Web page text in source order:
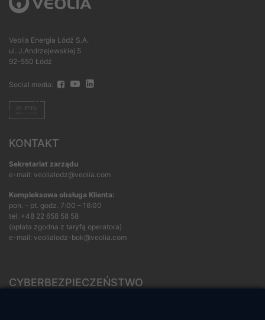
Veolia Energia Łódź S.A.
ul. J.Andrzejewskiej 5
92-550 Łódź
Social media:
KONTAKT
Sekretariat zarządu
e-mail: veolialodz@veolia.com
Kompleksowa obsługa Klienta:
pon. – pt. godz. 7:00 – 16:00
tel. +48 22 658 58 58
(opłata zgodna z taryfą operatora)
e-mail: veolialodz-bok@veolia.com
CYBERBEZPIECZEŃSTWO